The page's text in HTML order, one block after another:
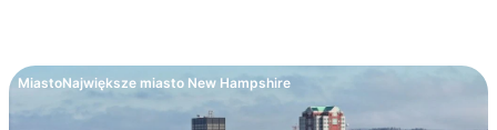
MiastoNajwiększe miasto New Hampshire